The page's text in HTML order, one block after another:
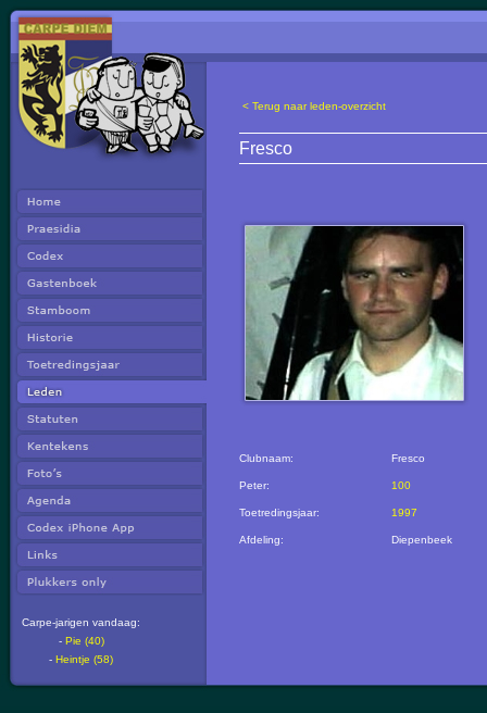
Carpe-jarigen vandaag:
- Pie (40)
- Heintje (58)
< Terug naar leden-overzicht
Fresco
Clubnaam: Fresco
Peter: 100
Toetredingsjaar: 1997
Afdeling: Diepenbeek